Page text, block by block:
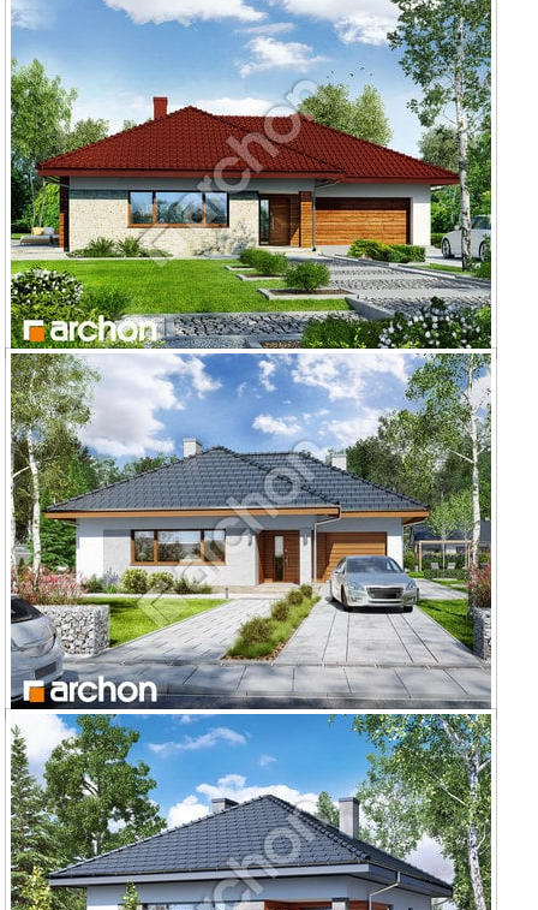
Dom w lilakach 2
Dom w lilakach 2 (G2)
Dom w lilakach 2 (T)